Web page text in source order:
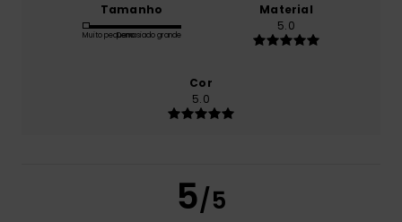
Tamanho
Muito pequenoDemasiado grande
Material
5.0
Cor
5.0
5/5